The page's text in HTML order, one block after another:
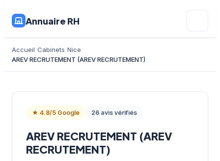
Annuaire RH
Accueil Cabinets Nice
AREV RECRUTEMENT (AREV RECRUTEMENT)
★ 4.8/5 Google 26 avis vérifiés
AREV RECRUTEMENT (AREV
RECRUTEMENT)